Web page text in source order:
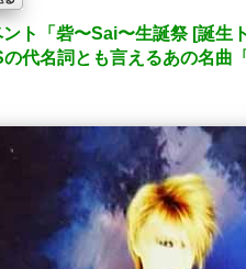
ト「砦〜Sai〜生誕祭 [誕
代名詞とも言えるあの名曲